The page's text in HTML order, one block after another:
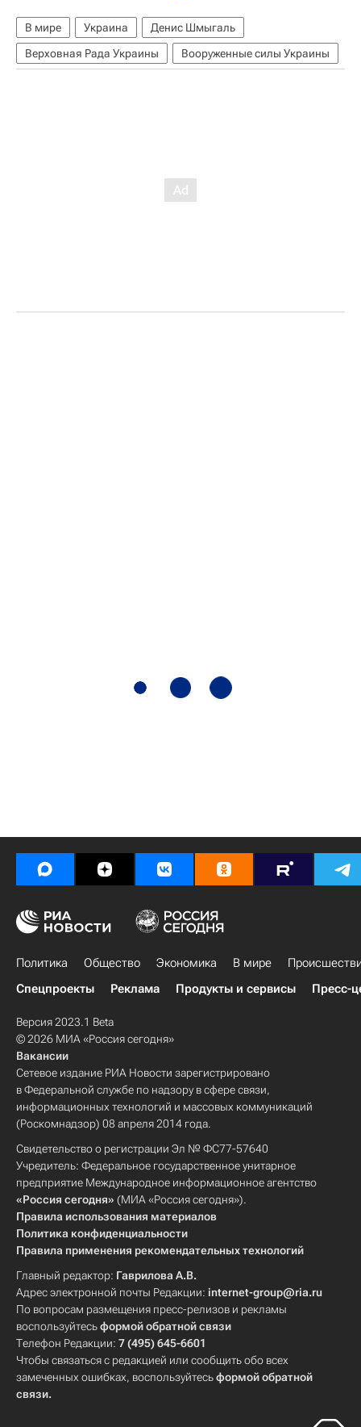
В мире Украина
Денис Шмыгаль
Верховная Рада Украины
Вооруженные силы Украины
Политика Общество Экономика В мире
Спецпроекты
Реклама Продукты и сервисы Пресс-
Версия 2023.1 Beta
© 2026 МИА «Россия сегодня»
Вакансии
Сетевое издание РИА Новости зарегистрировано
в Федеральной службе по надзору в сфере связи,
информационных технологий и массовых коммуникаций
(Роскомнадзор) 08 апреля 2014 года.
Свидетельство о регистрации Эл № ФС77-57640
Учредитель: Федеральное государственное унитарное
предприятие Международное информационное агентство
«Россия сегодня» (МИА «Россия сегодня»).
Правила использования материалов
Политика конфиденциальности
Правила применения рекомендательных технологий
Главный редактор: Гаврилова А.В.
Адрес электронной почты Редакции: internet-group@ria.ru
По вопросам размещения пресс-релизов и рекламы
воспользуйтесьформой обратной связи
Телефон Редакции: 7 (495) 645-6601
Чтобы связаться с редакцией или сообщить обо всех
замеченных ошибках, воспользуйтесьформой обратной
связи.